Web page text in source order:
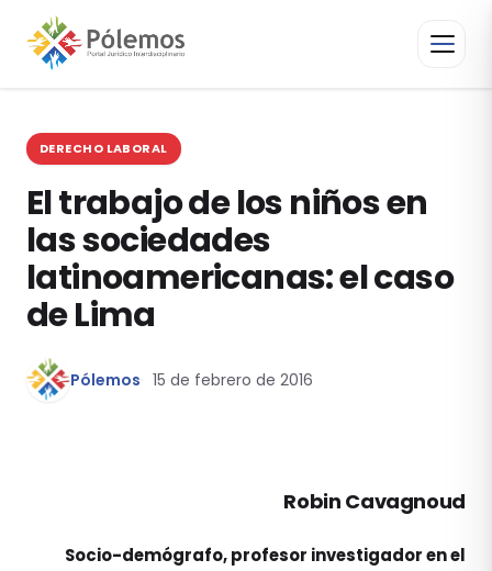
DERECHO LABORAL
El trabajo de los niños en
las sociedades
latinoamericanas: el caso
de Lima
Pólemos 15 de febrero de 2016
Robin Cavagnoud
Socio-demógrafo, profesor investigador en el